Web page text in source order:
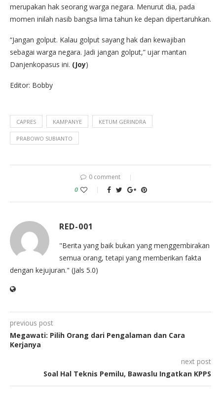
merupakan hak seorang warga negara. Menurut dia, pada
momen inilah nasib bangsa lima tahun ke depan dipertaruhkan.
“Jangan golput. Kalau golput sayang hak dan kewajiban
sebagai warga negara. Jadi jangan golput,” ujar mantan
Danjenkopasus ini. (Joy)
Editor: Bobby
CAPRES KAMPANYE KETUM GERINDRA
PRABOWO SUBIANTO
0 comment
0
RED-001
"Berita yang baik bukan yang menggembirakan
semua orang, tetapi yang memberikan fakta
dengan kejujuran." (Jals 5.0)
previous post
Megawati: Pilih Orang dari Pengalaman dan Cara
Kerjanya
next post
Soal Hal Teknis Pemilu, Bawaslu Ingatkan KPPS